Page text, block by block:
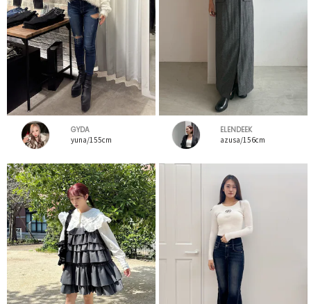
GYDA
yuna/155cm
ELENDEEK
azusa/156cm